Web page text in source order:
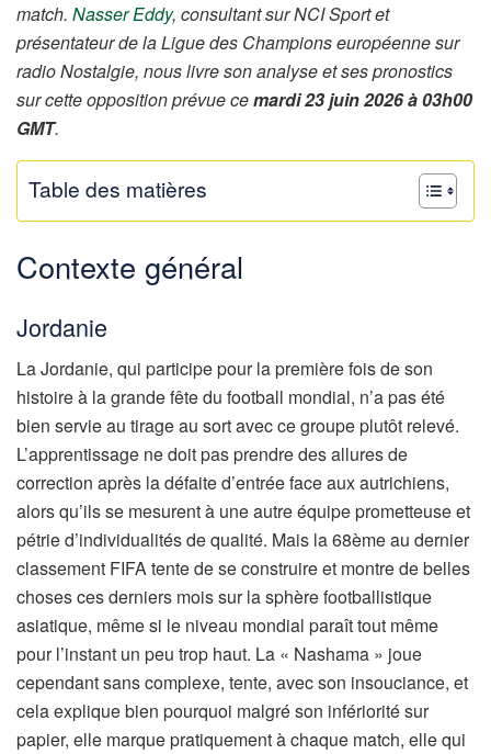
match. Nasser Eddy, consultant sur NCI Sport et
présentateur de la Ligue des Champions européenne sur
radio Nostalgie, nous livre son analyse et ses pronostics
sur cette opposition prévue cemardi 23 juin 2026 à 03h00
GMT.
Table des matières
Contexte général
Jordanie
La Jordanie, qui participe pour la première fois de son
histoire à la grande fête du football mondial, n’a pas été
bien servie au tirage au sort avec ce groupe plutôt relevé.
L’apprentissage ne doit pas prendre des allures de
correction après la défaite d’entrée face aux autrichiens,
alors qu’ils se mesurent à une autre équipe prometteuse et
pétrie d’individualités de qualité. Mais la 68ème au dernier
classement FIFA tente de se construire et montre de belles
choses ces derniers mois sur la sphère footballistique
asiatique, même si le niveau mondial paraît tout même
pour l’instant un peu trop haut. La « Nashama » joue
cependant sans complexe, tente, avec son insouciance, et
cela explique bien pourquoi malgré son infériorité sur
papier, elle marque pratiquement à chaque match, elle qui